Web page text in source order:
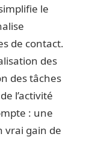
le
de contact.
des
des tâches
l’activité
: une
vrai gain de